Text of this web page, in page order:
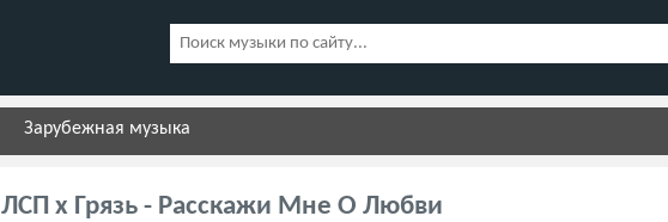
Зарубежная музыка
ЛСП x Грязь - Расскажи Мне О Любви